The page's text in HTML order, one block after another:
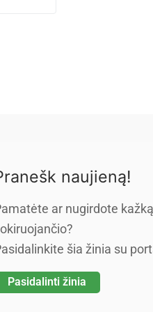
naujieną!
ar nugirdote
šia žinia su
Pasidalinti žinia